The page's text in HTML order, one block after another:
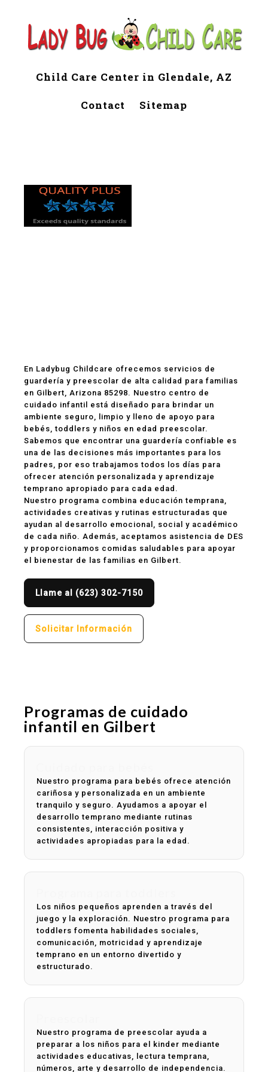
Child Care Center in Glendale, AZ
Contact Sitemap
En Ladybug Childcare ofrecemos servicios de
guardería y preescolar de alta calidad para familias
en Gilbert, Arizona 85298. Nuestro centro de
cuidado infantil está diseñado para brindar un
ambiente seguro, limpio y lleno de apoyo para
bebés, toddlers y niños en edad preescolar.
Sabemos que encontrar una guardería confiable es
una de las decisiones más importantes para los
padres, por eso trabajamos todos los días para
ofrecer atención personalizada y aprendizaje
temprano apropiado para cada edad.
Nuestro programa combina educación temprana,
actividades creativas y rutinas estructuradas que
ayudan al desarrollo emocional, social y académico
de cada niño. Además, aceptamos asistencia de DES
y proporcionamos comidas saludables para apoyar
el bienestar de las familias en Gilbert.
Llame al (623) 302-7150
Solicitar Información
Programas de cuidado
infantil en Gilbert
Nuestro programa para bebés ofrece atención
cariñosa y personalizada en un ambiente
tranquilo y seguro. Ayudamos a apoyar el
desarrollo temprano mediante rutinas
consistentes, interacción positiva y
actividades apropiadas para la edad.
Los niños pequeños aprenden a través del
juego y la exploración. Nuestro programa para
toddlers fomenta habilidades sociales,
comunicación, motricidad y aprendizaje
temprano en un entorno divertido y
estructurado.
Nuestro programa de preescolar ayuda a
preparar a los niños para el kinder mediante
actividades educativas, lectura temprana,
números, arte y desarrollo de independencia.